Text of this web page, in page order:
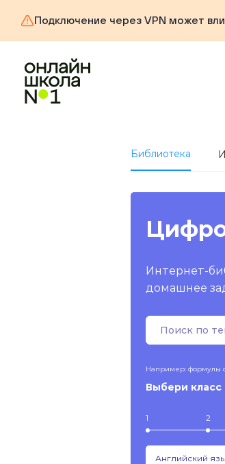
Подключение через VPN может
Библиотека
Интернет-
домашнее
Например: формулы
Выбери класс
1 2
Английский